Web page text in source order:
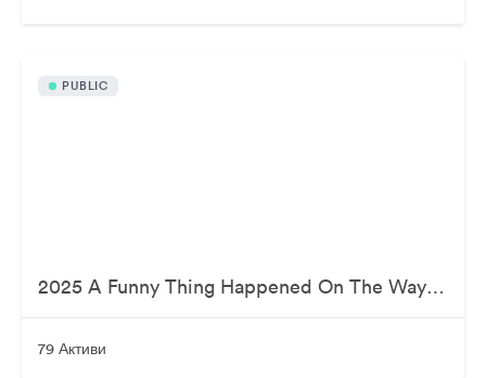
PUBLIC
2025 A Funny Thing Happened On The Way To Cure Parkinson's
79 Активи